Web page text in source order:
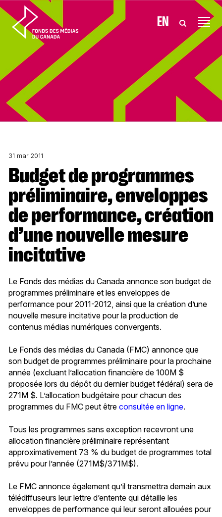
Aller au contenu EN
31 mar 2011
Budget de programmes
préliminaire, enveloppes
de performance, création
d’une nouvelle mesure
incitative
Le Fonds des médias du Canada annonce son budget de
programmes préliminaire et les enveloppes de
performance pour 2011-2012, ainsi que la création d’une
nouvelle mesure incitative pour la production de
contenus médias numériques convergents.
Le Fonds des médias du Canada (FMC) annonce que
son budget de programmes préliminaire pour la prochaine
année (excluant l’allocation financière de 100M $
proposée lors du dépôt du dernier budget fédéral) sera de
271M $. L’allocation budgétaire pour chacun des
programmes du FMC peut être consultée en ligne.
Tous les programmes sans exception recevront une
allocation financière préliminaire représentant
approximativement 73 % du budget de programmes total
prévu pour l’année (271M$/371M$).
Le FMC annonce également qu’il transmettra demain aux
télédiffuseurs leur lettre d’entente qui détaille les
enveloppes de performance qui leur seront allouées pour